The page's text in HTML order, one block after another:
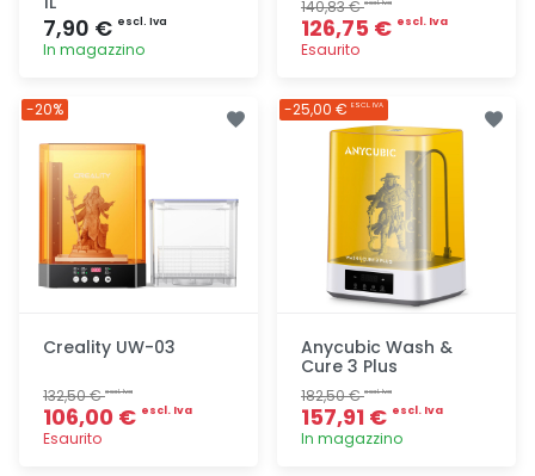
7,90 € escl. Iva
In magazzino
140,83 €
126,75 € escl. Iva
Esaurito
Creality UW-03
132,50 €escl. Iva
106,00 € escl. Iva
Esaurito
-20%
Anycubic Wash &
Cure 3 Plus
182,50 €escl. Iva
157,91 € escl. Iva
In magazzino
-25,00 € ESCL. IVA